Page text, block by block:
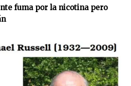
fuma por la nicotina pero